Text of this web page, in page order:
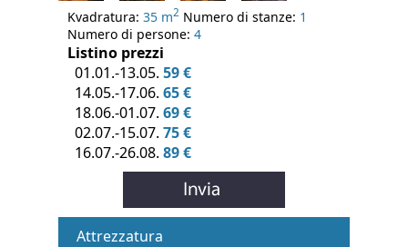
Kvadratura: 35 m2 Numero di stanze: 1
Numero di persone: 4
Listino prezzi
01.01.-13.05. 59 €
14.05.-17.06. 65 €
18.06.-01.07. 69 €
02.07.-15.07. 75 €
16.07.-26.08. 89 €
Attrezzatura